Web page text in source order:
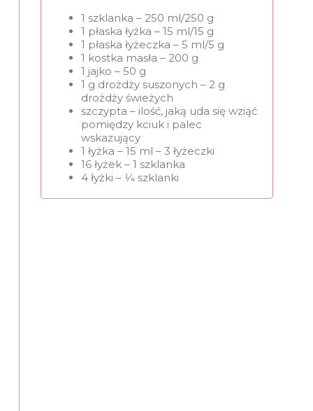
1 szklanka – 250 ml/250 g
1 płaska łyżka – 15 ml/15 g
1 płaska łyżeczka – 5 ml/5 g
1 kostka masła – 200 g
1 jajko – 50 g
1 g drożdży suszonych – 2 g
drożdży świeżych
szczypta – ilość, jaką uda się wziąć
pomiędzy kciuk i palec
wskazujący
1 łyżka – 15 ml – 3 łyżeczki
16 łyżek – 1 szklanka
4 łyżki – 1⁄4 szklanki